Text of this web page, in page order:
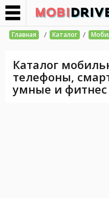
Главная / Каталог /
Каталог
телефоны,
умные и фитнес